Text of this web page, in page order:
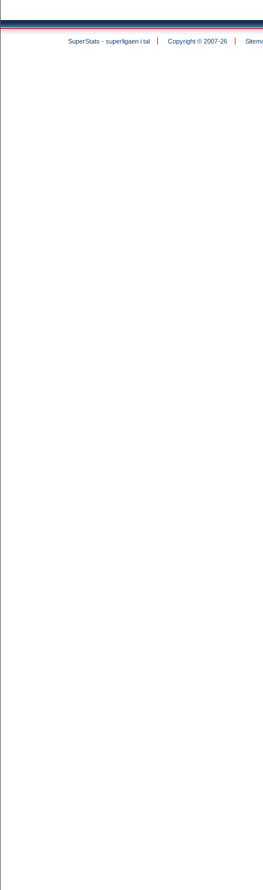
SuperStats - superligaen i tal Copyright © 2007-26